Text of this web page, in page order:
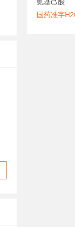
国药准字